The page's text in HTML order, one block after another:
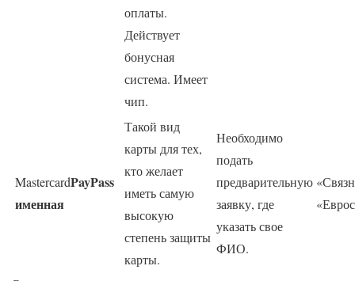
оплаты.
Действует
бонусная
система. Имеет
чип.
MasterсardPayPass
именная
Такой вид
карты для тех,
кто желает
иметь самую
высокую
степень защиты
карты.
Необходимо
подать
предварительную
заявку, где
указать свое
ФИО.